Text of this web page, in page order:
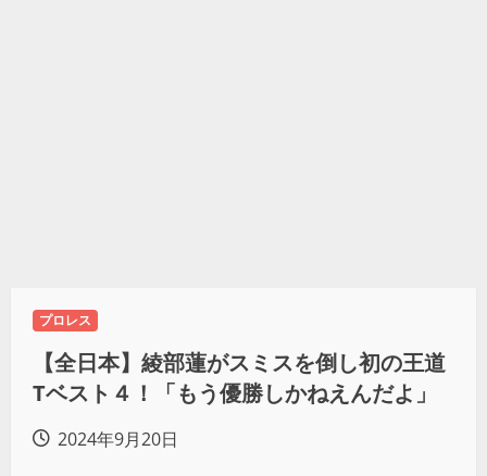
プロレス
【全日本】綾部蓮がスミスを倒し初の王道
Tベスト４！「もう優勝しかねえんだよ」
2024年9月20日